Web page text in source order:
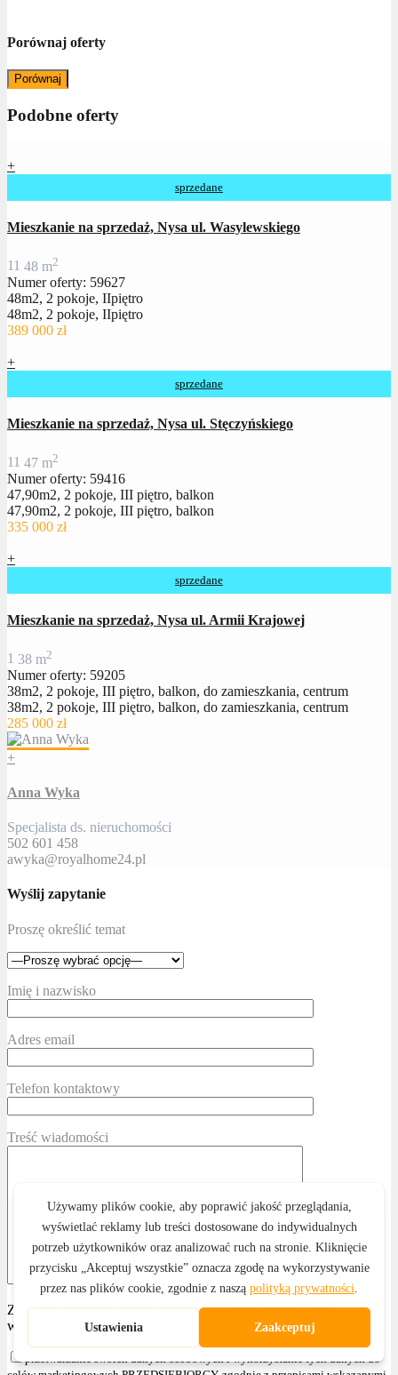
Porównaj oferty
Porównaj
Podobne oferty
+
sprzedane
Mieszkanie na sprzedaż, Nysa ul. Wasylewskiego
11 48 m2
Numer oferty: 59627
48m2, 2 pokoje, IIpiętro
48m2, 2 pokoje, IIpiętro
389 000 zł
+
sprzedane
Mieszkanie na sprzedaż, Nysa ul. Stęczyńskiego
11 47 m2
Numer oferty: 59416
47,90m2, 2 pokoje, III piętro, balkon
47,90m2, 2 pokoje, III piętro, balkon
335 000 zł
+
sprzedane
Mieszkanie na sprzedaż, Nysa ul. Armii Krajowej
1 38 m2
Numer oferty: 59205
38m2, 2 pokoje, III piętro, balkon, do zamieszkania, centrum
38m2, 2 pokoje, III piętro, balkon, do zamieszkania, centrum
285 000 zł
+
Anna Wyka
Specjalista ds. nieruchomości
502 601 458
awyka@royalhome24.pl
Wyślij zapytanie
Proszę określić temat
Imię i nazwisko
Adres email
Telefon kontaktowy
Treść wiadomości
ZAMAWIAJĄCY, będąc poinformowanym o możliwości
wycofania zgody w każdym czasie, wyraża zgodę na:
przetwarzanie swoich danych osobowych i wykorzystanie tych danych do